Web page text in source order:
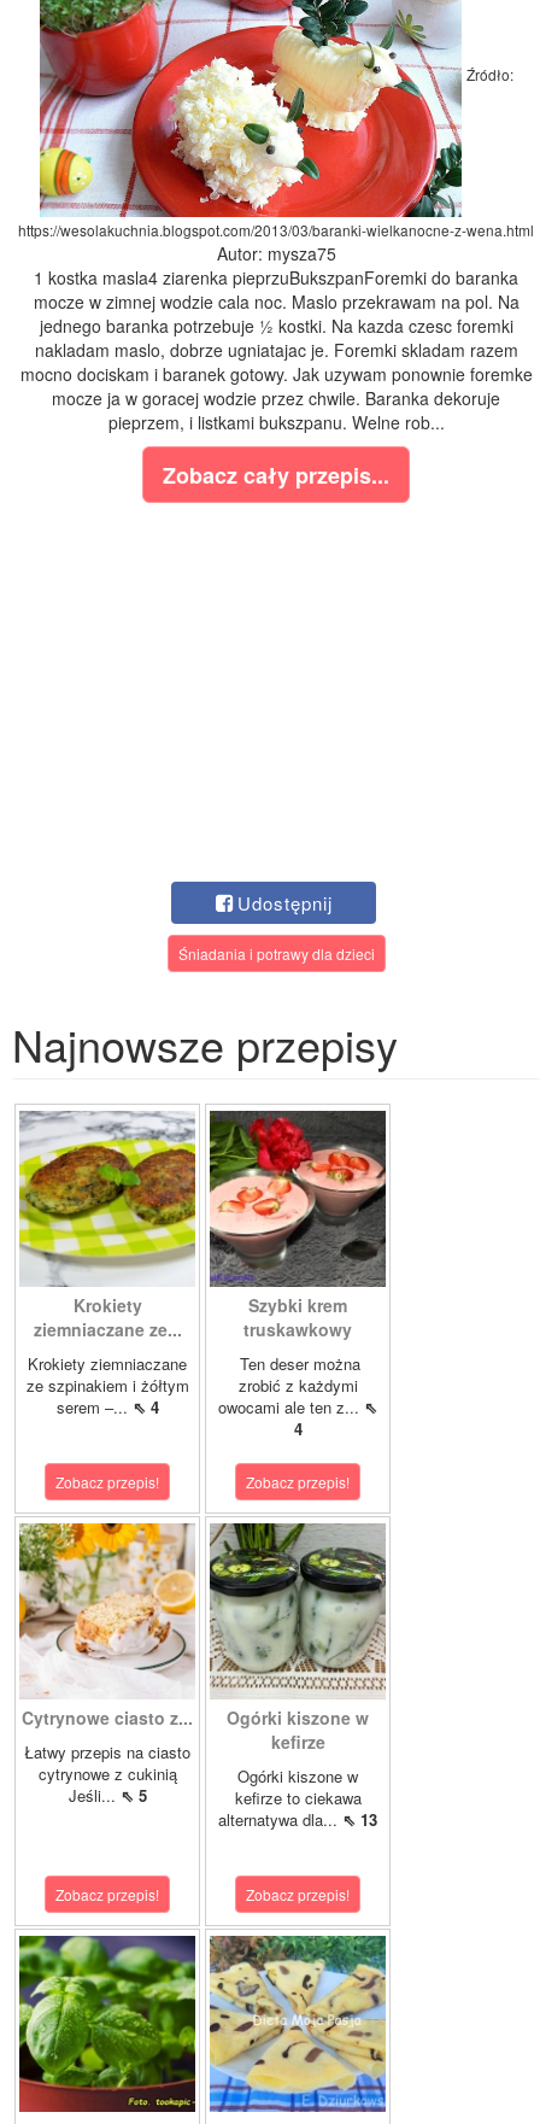
Źródło:
https://wesolakuchnia.blogspot.com/2013/03/baranki-wielkanocne-z-wena.html
Autor: mysza75
1 kostka masla4 ziarenka pieprzuBukszpanForemki do baranka
mocze w zimnej wodzie cala noc. Maslo przekrawam na pol. Na
jednego baranka potrzebuje ½ kostki. Na kazda czesc foremki
nakladam maslo, dobrze ugniatajac je. Foremki skladam razem
mocno dociskam i baranek gotowy. Jak uzywam ponownie foremke
mocze ja w goracej wodzie przez chwile. Baranka dekoruje
pieprzem, i listkami bukszpanu. Welne rob...
Zobacz cały przepis...
Udostępnij
Śniadania i potrawy dla dzieci
Najnowsze przepisy
Krokiety
ziemniaczane ze...
Krokiety ziemniaczane
ze szpinakiem i żółtym
serem –... ⇖ 4
Zobacz przepis!
Szybki krem
truskawkowy
Ten deser można
zrobić z każdymi
owocami ale ten z... ⇖
4
Zobacz przepis!
Cytrynowe ciasto z...
Łatwy przepis na ciasto
cytrynowe z cukinią
Jeśli... ⇖ 5
Zobacz przepis!
Ogórki kiszone w
kefirze
Ogórki kiszone w
kefirze to ciekawa
alternatywa dla... ⇖ 13
Zobacz przepis!